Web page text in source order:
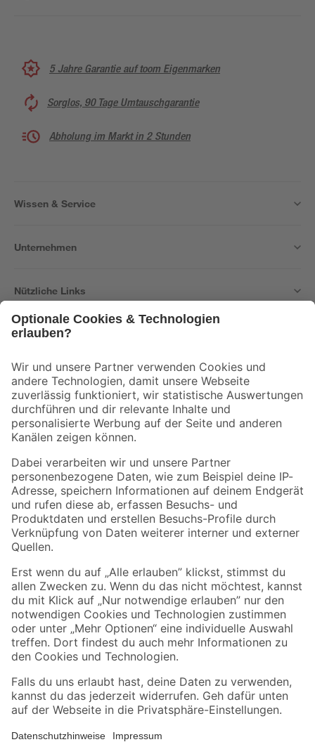
5 Jahre Garantie auf toom Eigenmarken
Sorglos, 90 Tage Umtauschgarantie
Abholung im Markt in 2 Stunden
Wissen & Service
Unternehmen
Nützliche Links
Der toom Newsletter: Keine Angebote und Aktionen mehr verpassen!
Zur Newsletter Anmeldung
Folge uns
Zahlungsarten Versandarten
Sicher einkaufen
Jetzt die toom-App herunterladen
Alle Preisangaben in EUR inkl. gesetzl. MwSt.. Die dargestellten Angebote sind unter
Umständen nicht in allen Märkten verfügbar. Die angegebenen Verfügbarkeiten beziehen
Produkte nur solange der Vorrat reicht.